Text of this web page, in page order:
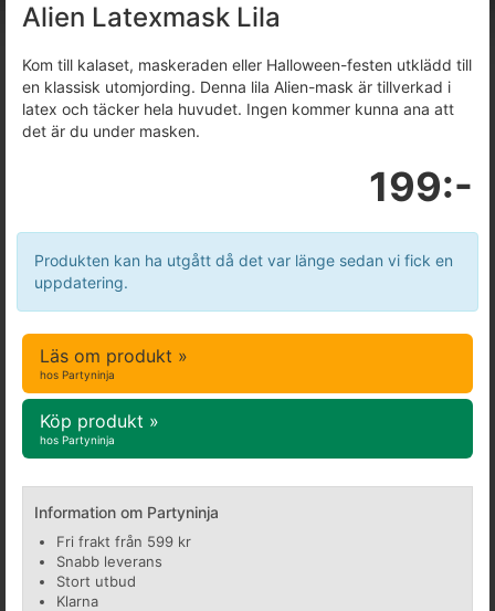
Alien Latexmask Lila
Kom till kalaset, maskeraden eller Halloween-festen utklädd till
en klassisk utomjording. Denna lila Alien-mask är tillverkad i
latex och täcker hela huvudet. Ingen kommer kunna ana att
det är du under masken.
199:-
Produkten kan ha utgått då det var länge sedan vi fick en
uppdatering.
Läs om produkt »
hos Partyninja
Köp produkt »
hos Partyninja
Information om Partyninja
Fri frakt från 599 kr
Snabb leverans
Stort utbud
Klarna